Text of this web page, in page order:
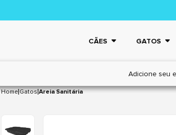
CÃES GATOS
Adicione seu
Home|Gatos|Areia Sanitária